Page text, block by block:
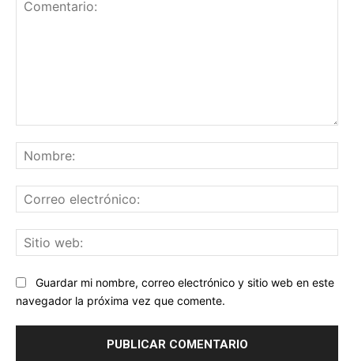
Guardar mi nombre, correo electrónico y sitio web en este
navegador la próxima vez que comente.